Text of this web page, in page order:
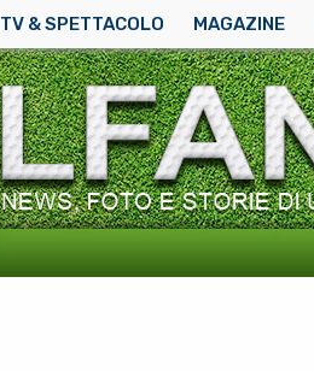
TV & SPETTACOLO MAGAZINE